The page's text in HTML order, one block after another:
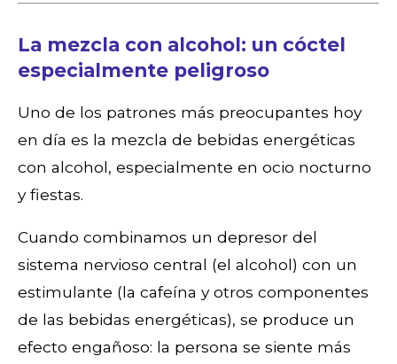
La mezcla con alcohol: un cóctel
especialmente peligroso
Uno de los patrones más preocupantes hoy
en día es la mezcla de bebidas energéticas
con alcohol, especialmente en ocio nocturno
y fiestas.
Cuando combinamos un depresor del
sistema nervioso central (el alcohol) con un
estimulante (la cafeína y otros componentes
de las bebidas energéticas), se produce un
efecto engañoso: la persona se siente más